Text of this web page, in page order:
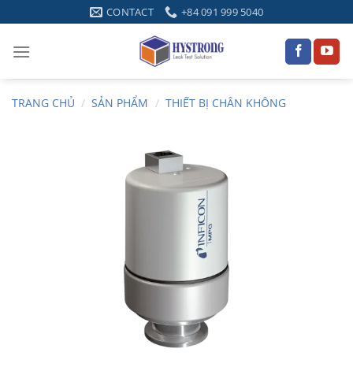
to
content
CONTACT +84 091 999 5040
TRANG CHỦ / SẢN PHẨM / THIẾT BỊ CHÂN KHÔNG